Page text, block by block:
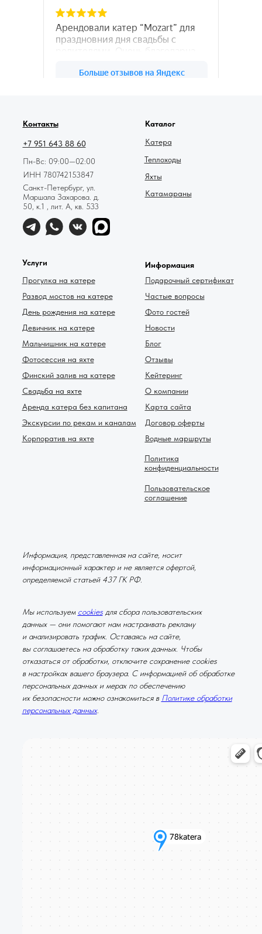
Контакты
+7 951 643 88 60
Пн-Вс: 09:00—02:00
ИНН 780742153847
Санкт-Петербург, ул.
Маршала Захарова. д.
50, к.1 , лит. А, кв. 533
Услуги
Прогулка на катере
Развод мостов на катере
День рождения на катере
Девичник на катере
Мальчишник на катере
Фотосессия на яхте
Финский залив на катере
Свадьба на яхте
Аренда катера без капитана
Экскурсии по рекам и каналам
Корпоратив на яхте
Каталог
Катамараны
Яхты
Теплоходы
Катера
Пользовательское
соглашение
Политика
конфиденциальности
Договор оферты
Водные маршруты
Блог
Информация
Подарочный сертификат
Частые вопросы
Фото гостей
Новости
Отзывы
Кейтеринг
О компании
Карта сайта
Мы используем cookiesдля сбора пользовательских
данных — они помогают нам настраивать рекламу
и анализировать трафик. Оставаясь на сайте,
вы соглашаетесь на обработку таких данных. Чтобы
отказаться от обработки, отключите сохранение cookies
в настройках вашего браузера. С информацией об обработке
персональных данных и мерах по обеспечению
их безопасности можно ознакомиться в Политике обработки
персональных данных.
Информация, представленная на сайте, носит
информационный характер и не является офертой,
определяемой статьей 437 ГК РФ.